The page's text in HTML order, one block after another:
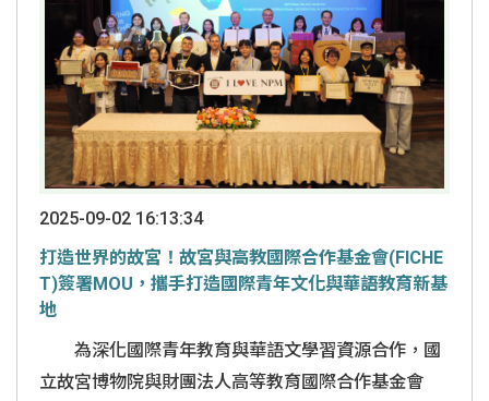
2025-09-02 16:13:34
打造世界的故宮！故宮與高教國際合作基金會(FICHE
T)簽署MOU，攜手打造國際青年文化與華語教育新基
地
為深化國際青年教育與華語文學習資源合作，國
立故宮博物院與財團法人高等教育國際合作基金會